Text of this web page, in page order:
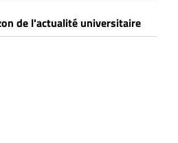
de l'actualité universitaire